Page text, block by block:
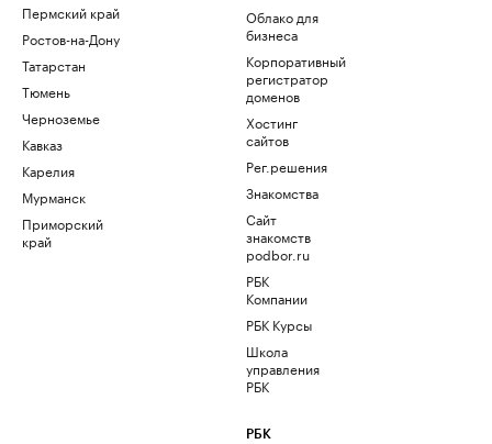
Пермский край
Ростов-на-Дону
Татарстан
Тюмень
Черноземье
Кавказ
Карелия
Мурманск
Приморский
край
Облако для
бизнеса
Корпоративный
регистратор
доменов
Хостинг
сайтов
Рег.решения
Знакомства
Сайт
знакомств
podbor.ru
РБК
Компании
РБК Курсы
Школа
управления
РБК
РБК